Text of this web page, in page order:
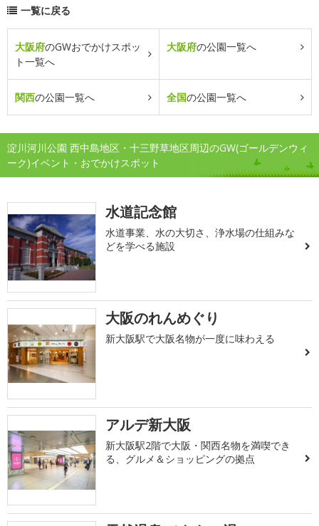
一覧に戻る
大阪府のGWおでかけスポッ
ト一覧へ
大阪府の公園一覧へ
関西の公園一覧へ 全国の公園一覧へ
淀川河川公園 西中島地区・十三野草地区周辺のGW(ゴールデンウィ
ーク)イベント・おでかけスポット
水道記念館
水道事業、水の大切さ、浄水場の仕組みな
どを学べる施設
大阪のれんめぐり
新大阪駅で大阪名物が一度に味わえる
アルデ新大阪
新大阪駅2階で大阪・関西名物を満喫でき
る、グルメ＆ショッピングの拠点